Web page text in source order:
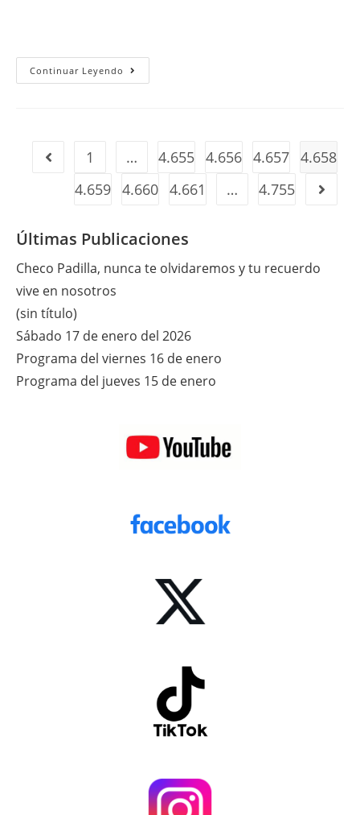
Continuar Leyendo Martes
2
Ir a la página anterior
1 … 4.655 4.656 4.657 4.658
4.659 4.660 4.661 … 4.755 Ir a la
Últimas Publicaciones
Checo Padilla, nunca te olvidaremos y tu recuerdo
vive en nosotros
(sin título)
Sábado 17 de enero del 2026
Programa del viernes 16 de enero
Programa del jueves 15 de enero